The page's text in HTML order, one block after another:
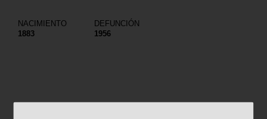
NACIMIENTO
1883
DEFUNCIÓN
1956